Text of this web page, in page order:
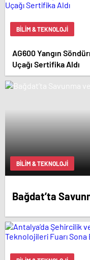
BILIM & TEKNOLOJI
AG600 Yangın
Uçağı Sertifika Aldı
BILIM & TEKNOLOJI
Bağdat’ta